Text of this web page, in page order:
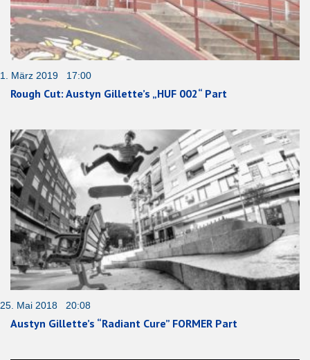
1. März 2019 17:00
Rough Cut: Austyn Gillette’s „HUF 002“ Part
25. Mai 2018 20:08
Austyn Gillette’s “Radiant Cure” FORMER Part